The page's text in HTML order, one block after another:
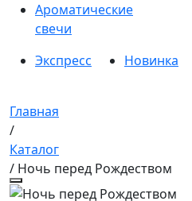
Ароматические
свечи
Экспресс
Новинка
Главная
/
Каталог
/ Ночь перед Рождеством